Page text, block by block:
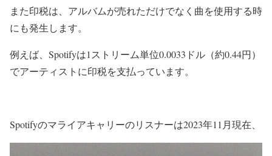
また印税は、アルバムが売れただけでなく曲を使用する時
にも発生します。
例えば、Spotifyは1ストリーム単位0.0033ドル（約0.44円）
でアーティストに印税を支払っています。
Spotifyのマライアキャリーのリスナーは2023年11月現在、